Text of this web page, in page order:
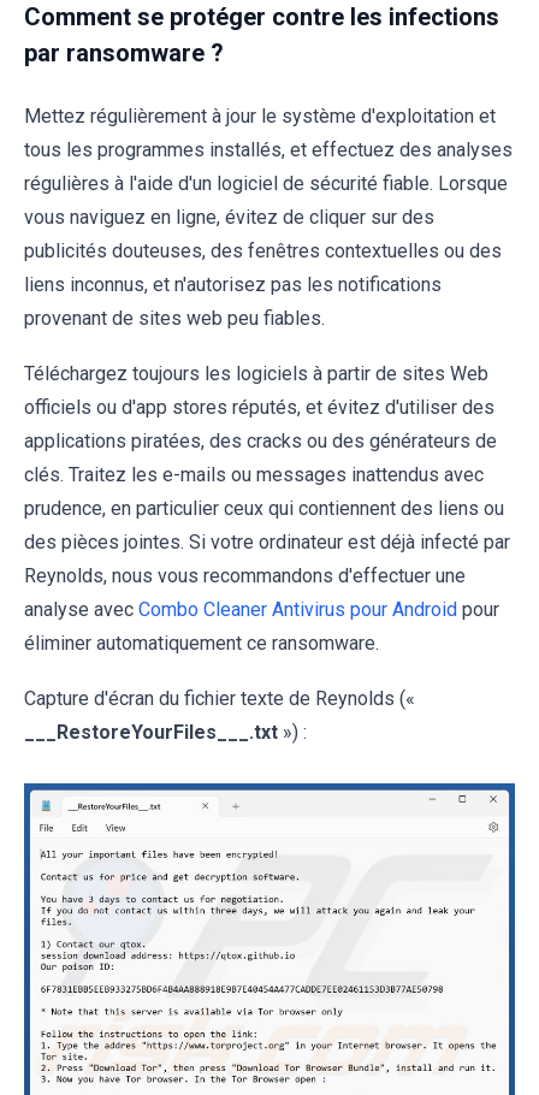
Comment se protéger contre les infections
par ransomware ?
Mettez régulièrement à jour le système d'exploitation et
tous les programmes installés, et effectuez des analyses
régulières à l'aide d'un logiciel de sécurité fiable. Lorsque
vous naviguez en ligne, évitez de cliquer sur des
publicités douteuses, des fenêtres contextuelles ou des
liens inconnus, et n'autorisez pas les notifications
provenant de sites web peu fiables.
Téléchargez toujours les logiciels à partir de sites Web
officiels ou d'app stores réputés, et évitez d'utiliser des
applications piratées, des cracks ou des générateurs de
clés. Traitez les e-mails ou messages inattendus avec
prudence, en particulier ceux qui contiennent des liens ou
des pièces jointes. Si votre ordinateur est déjà infecté par
Reynolds, nous vous recommandons d'effectuer une
analyse avec Combo Cleaner Antivirus pour Android pour
éliminer automatiquement ce ransomware.
Capture d'écran du fichier texte de Reynolds («
___RestoreYourFiles___.txt ») :